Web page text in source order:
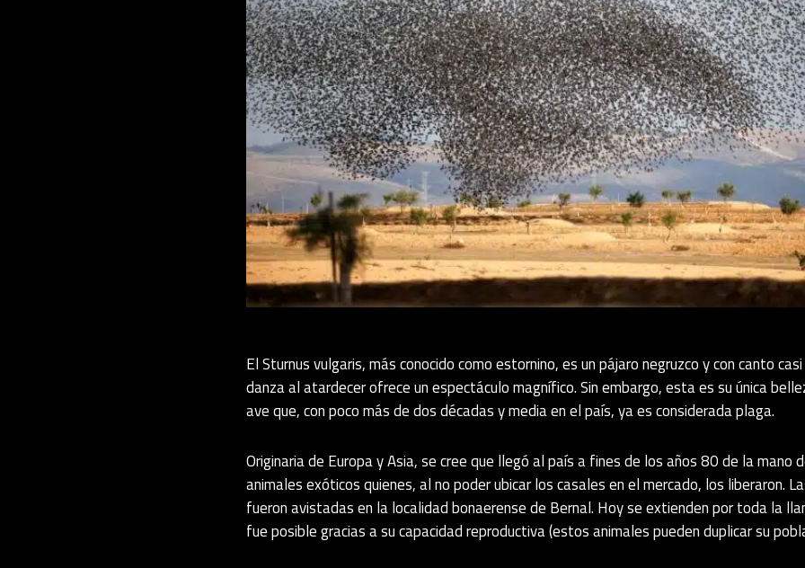
El Sturnus vulgaris, más conocido como estornino, es un pájaro negruzco y con canto
danza al atardecer ofrece un espectáculo magnífico. Sin embargo, esta es su única
ave que, con poco más de dos décadas y media en el país, ya es considerada plaga.
Originaria de Europa y Asia, se cree que llegó al país a fines de los años 80 de la mano
animales exóticos quienes, al no poder ubicar los casales en el mercado, los liberaron.
fueron avistadas en la localidad bonaerense de Bernal. Hoy se extienden por toda la
fue posible gracias a su capacidad reproductiva (estos animales pueden duplicar su